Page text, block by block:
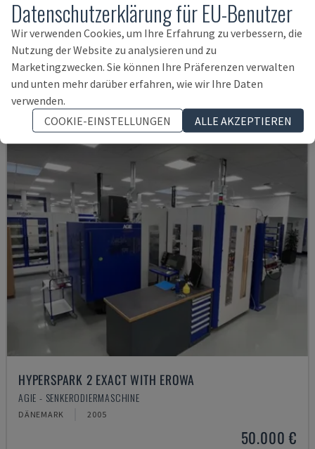
FORM 30
AGIECHARMILLES - SENKERODIERMASCHINE
UNGARN 2015
35.000 €
HYPERSPARK 2 EXACT WITH EROWA
AGIE - SENKERODIERMASCHINE
DÄNEMARK 2005
50.000 €
Datenschutzerklärung für EU-Benutzer
Wir verwenden Cookies, um Ihre Erfahrung zu verbessern, die
Nutzung der Website zu analysieren und zu
Marketingzwecken. Sie können Ihre Präferenzen verwalten
und unten mehr darüber erfahren, wie wir Ihre Daten
verwenden.
COOKIE-EINSTELLUNGEN
ALLE AKZEPTIEREN